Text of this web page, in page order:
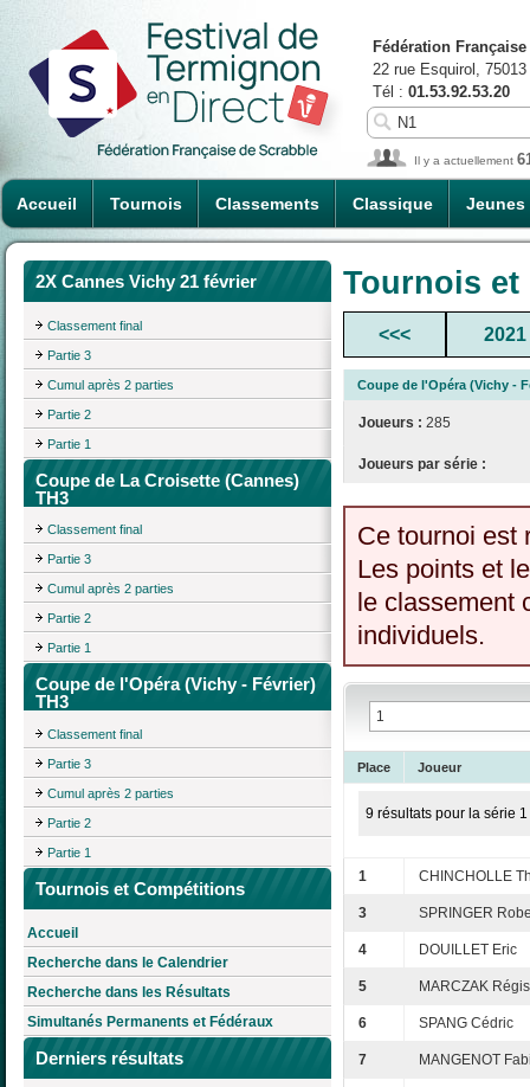
Accueil Tournois Classements Classique Jeunes
Fédération
22 rue Esquirol,
Tél : 01.53.92.53.20
Il y a actuellement
2X Cannes Vichy 21 février
Classement final
Partie 3
Cumul après 2 parties
Partie 2
Partie 1
Coupe de La Croisette (Cannes)
TH3
Classement final
Partie 3
Cumul après 2 parties
Partie 2
Partie 1
Coupe de l'Opéra (Vichy - Février)
TH3
Classement final
Partie 3
Cumul après 2 parties
Partie 2
Partie 1
Tournois et Compétitions
Accueil
Recherche dans le Calendrier
Recherche dans les Résultats
Simultanés Permanents et Fédéraux
Derniers résultats
Tournois
<<< 2021
Coupe de l'Opéra (Vichy -
Joueurs : 285
Joueurs par série :
Ce tournoi est
Les points et
le classement
individuels.
Place Joueur
9 résultats pour la série 1
1 CHINCHOLLE
3 SPRINGER
4 DOUILLET Eric
5 MARCZAK Régis
6 SPANG Cédric
7 MANGENOT